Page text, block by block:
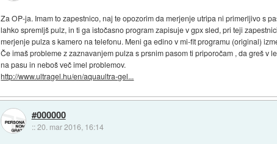
Za OP-ja. Imam to zapestnico, naj te opozorim da merjenje utripa ni primerljivo s
lahko spremljš pulz, in ti ga istočasno program zapisuje v gpx sled, pri teji
merjenje pulza s kamero na telefonu. Meni ga edino v mi-fit programu (original)
Če imaš probleme z zaznavanjem pulza s prsnim pasom ti priporočam , da greš v
na pasu in neboš več imel problemov.
http://www.ultragel.hu/en/aquaultra-gel...
#000000
::20. mar 2016, 16:14